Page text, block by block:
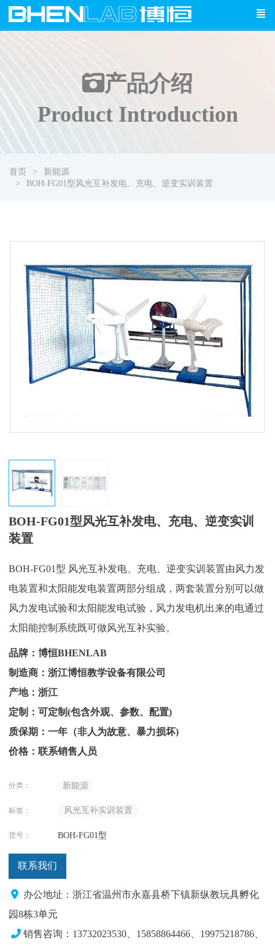
产品介绍
Product Introduction
首页
新能源
BOH-FG01型风光互补发电、充电、逆变实训装置
BOH-FG01型风光互补发电、充电、逆变实训
装置
BOH-FG01型 风光互补发电、充电、逆变实训装置由风力发
电装置和太阳能发电装置两部分组成，两套装置分别可以做
风力发电试验和太阳能发电试验，风力发电机出来的电通过
太阳能控制系统既可做风光互补实验。
品牌：博恒BHENLAB
制造商：浙江博恒教学设备有限公司
产地：浙江
定制：可定制(包含外观、参数、配置)
质保期：一年（非人为故意、暴力损坏)
价格：联系销售人员
分类： 新能源
标签： 风光互补实训装置
货号： BOH-FG01型
联系我们
办公地址：浙江省温州市永嘉县桥下镇新纵教玩具孵化
园8栋3单元
销售咨询：13732023530、15858864466、19975218786